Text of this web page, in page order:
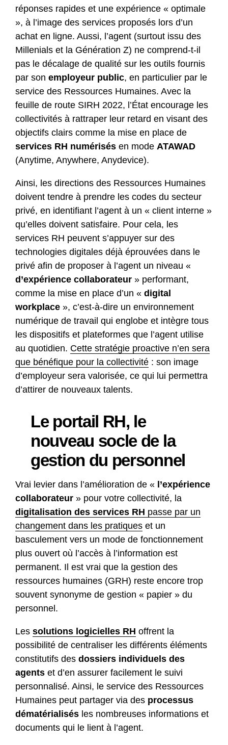
réponses rapides et une expérience « optimale
», à l’image des services proposés lors d’un
achat en ligne. Aussi, l’agent (surtout issu des
Millenials et la Génération Z) ne comprend-t-il
pas le décalage de qualité sur les outils fournis
par son employeur public, en particulier par le
service des Ressources Humaines. Avec la
feuille de route SIRH 2022, l’État encourage les
collectivités à rattraper leur retard en visant des
objectifs clairs comme la mise en place de
services RH numérisés en mode ATAWAD
(Anytime, Anywhere, Anydevice).
Ainsi, les directions des Ressources Humaines
doivent tendre à prendre les codes du secteur
privé, en identifiant l’agent à un « client interne »
qu’elles doivent satisfaire. Pour cela, les
services RH peuvent s’appuyer sur des
technologies digitales déjà éprouvées dans le
privé afin de proposer à l’agent un niveau «
d’expérience collaborateur » performant,
comme la mise en place d’un « digital
workplace », c’est-à-dire un environnement
numérique de travail qui englobe et intègre tous
les dispositifs et plateformes que l’agent utilise
au quotidien. Cette stratégie proactive n’en sera
que bénéfique pour la collectivité : son image
d’employeur sera valorisée, ce qui lui permettra
d’attirer de nouveaux talents.
Le portail RH, le
nouveau socle de la
gestion du personnel
Vrai levier dans l’amélioration de « l’expérience
collaborateur » pour votre collectivité, la
digitalisation des services RH passe par un
changement dans les pratiques et un
basculement vers un mode de fonctionnement
plus ouvert où l’accès à l’information est
permanent. Il est vrai que la gestion des
ressources humaines (GRH) reste encore trop
souvent synonyme de gestion « papier » du
personnel.
Les solutions logicielles RH offrent la
possibilité de centraliser les différents éléments
constitutifs des dossiers individuels des
agents et d’en assurer facilement le suivi
personnalisé. Ainsi, le service des Ressources
Humaines peut partager via des processus
dématérialisés les nombreuses informations et
documents qui le lient à l’agent.